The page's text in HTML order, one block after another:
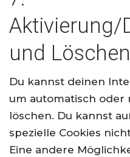
Aktivierung/
und
Du kannst deinen
um automatisch oder
löschen. Du kannst
spezielle Cookies
Eine andere